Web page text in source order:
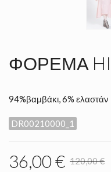
ΦΌΡΕΜΑ
94%βαμβάκι, 6% ελαστάν
DR00210000_1
36,00 € 120,00 €